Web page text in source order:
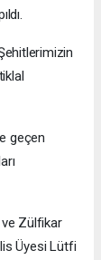
geçen
ve Zülfikar
Üyesi Lütfi